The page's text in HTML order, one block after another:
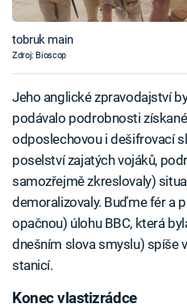
tobruk main
Zdroj: Bioscop
Jeho anglické zpravodajství
podávalo podrobnosti
odposlechovou i dešifrovací
poselství zajatých vojáků,
samozřejmě zkreslovaly)
demoralizovaly. Buďme fér a
opačnou) úlohu BBC, která
dnešním slova smyslu) spíše
stanicí.
Konec vlastizrádce